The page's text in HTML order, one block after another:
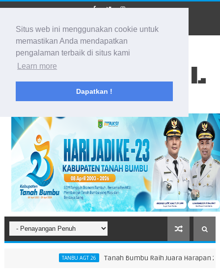
Situs web ini menggunakan cookie untuk
memastikan Anda mendapatkan
pengalaman terbaik di situs kami
Learn more
Dapatkan !
BIDIK KALSEL
Membidik Ke Segala Arah
TANBU AGT 26 Tanah Bumbu Raih Juara Harapan 2